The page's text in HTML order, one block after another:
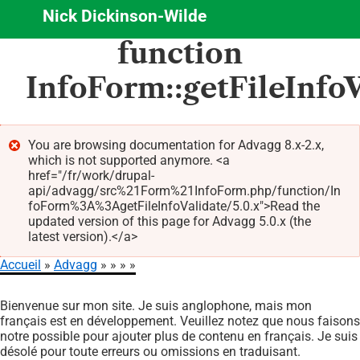
Aller
contenu
principal
Nick Dickinson-Wilde
function
Message
d'erreur
You are browsing documentation for Advagg 8.x-2.x,
which is not supported anymore. <a
href="/fr/work/drupal-
api/advagg/src%21Form%21InfoForm.php/function/In
foForm%3A%3AgetFileInfoValidate/5.0.x">Read the
updated version of this page for Advagg 5.0.x (the
latest version).</a>
d'Ariane
Accueil Advagg
Bienvenue sur mon site. Je suis anglophone, mais mon
français est en développement. Veuillez notez que nous faisons
notre possible pour ajouter plus de contenu en français. Je suis
désolé pour toute erreurs ou omissions en traduisant.